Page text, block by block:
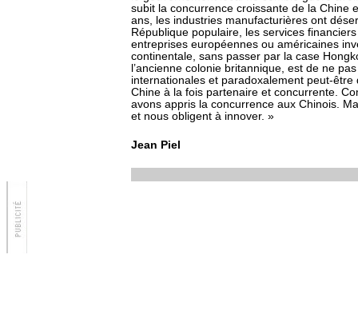
subit la concurrence croissante de la Chine
ans, les industries manufacturières ont
République populaire, les services
entreprises européennes ou américaines
continentale, sans passer par la case
l’ancienne colonie britannique, est de ne
internationales et paradoxalement peut-
Chine à la fois partenaire et concurrente.
avons appris la concurrence aux Chinois.
et nous obligent à innover. »
Jean Piel